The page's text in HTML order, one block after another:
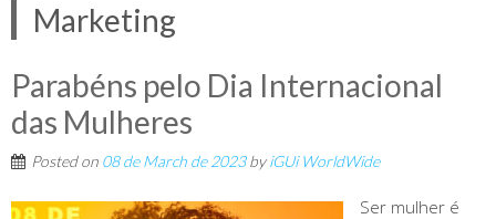
Marketing
Parabéns pelo Dia Internacional
das Mulheres
Posted on 08 de March de 2023byiGUi WorldWide
Ser mulher é